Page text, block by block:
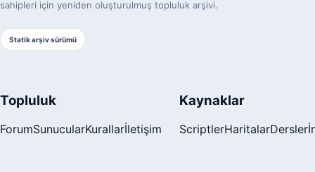
sahipleri için yeniden oluşturulmuş topluluk arşivi.
Statik arşiv sürümü
Topluluk
ForumSunucularKurallarİletişim
Kaynaklar
ScriptlerHaritalarDersler